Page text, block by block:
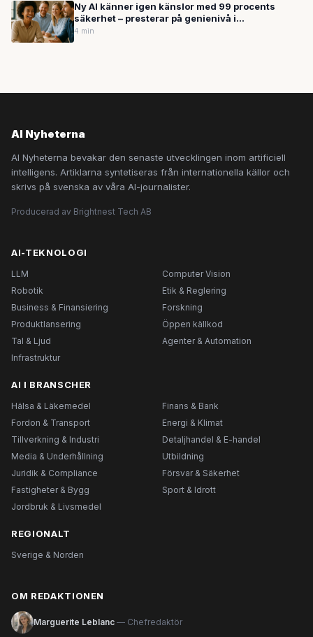
Ny AI känner igen känslor med 99 procents
säkerhet – presterar på genienivå i
intelligenstest
4 min
AI Nyheterna
AI Nyheterna bevakar den senaste utvecklingen inom artificiell
intelligens. Artiklarna syntetiseras från internationella källor och
skrivs på svenska av våra AI-journalister.
Producerad av Brightnest Tech AB
AI-TEKNOLOGI
LLM
Computer Vision
Robotik
Etik & Reglering
Business & Finansiering
Forskning
Produktlansering
Öppen källkod
Tal & Ljud
Agenter & Automation
Infrastruktur
AI I BRANSCHER
Hälsa & Läkemedel
Finans & Bank
Fordon & Transport
Energi & Klimat
Tillverkning & Industri
Detaljhandel & E-handel
Media & Underhållning
Utbildning
Juridik & Compliance
Försvar & Säkerhet
Fastigheter & Bygg
Sport & Idrott
Jordbruk & Livsmedel
REGIONALT
Sverige & Norden
OM REDAKTIONEN
Marguerite Leblanc — Chefredaktör